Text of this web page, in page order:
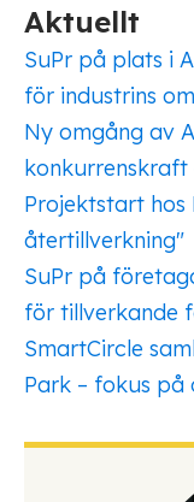
Aktuellt
SuPr på plats i
för industrins
Ny omgång av
konkurrenskraft
Projektstart hos
återtillverkning"
SuPr på
för tillverkande
SmartCircle
Park – fokus